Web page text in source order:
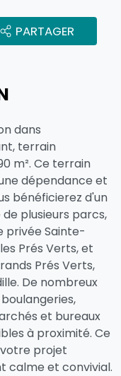
PARTAGER
dans
terrain
m². Ce terrain
dépendance et
bénéficierez d'un
plusieurs parcs,
privée Sainte-
Prés Verts, et
Prés Verts,
De nombreux
et bureaux
à proximité. Ce
projet
calme et convivial.